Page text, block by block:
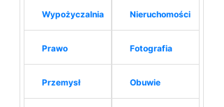
Wypożyczalnia
Prawo
Przemysł
Nieruchomości
Fotografia
Obuwie